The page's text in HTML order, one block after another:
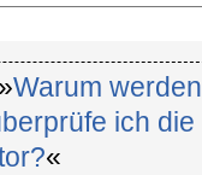
Warum
ich
«